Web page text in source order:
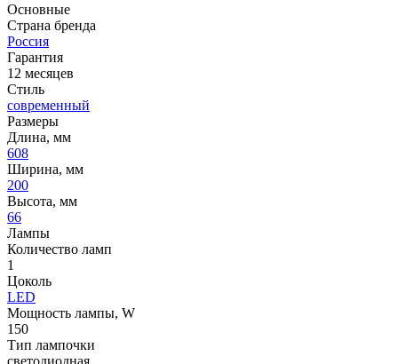
Основные
Страна бренда
Россия
Гарантия
12 месяцев
Стиль
современный
Размеры
Длина, мм
608
Ширина, мм
200
Высота, мм
66
Лампы
Количество ламп
1
Цоколь
LED
Мощность лампы, W
150
Тип лампочки
светодиодная